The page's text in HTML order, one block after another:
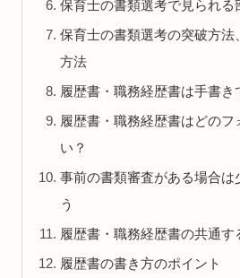
保育士の書類選考で見られる
保育士の書類選考の突破方法
方法
履歴書・職務経歴書は手書き
履歴書・職務経歴書はどのフ
い？
事前の書類審査がある場合は
う
履歴書・職務経歴書の共通す
履歴書の書き方のポイント